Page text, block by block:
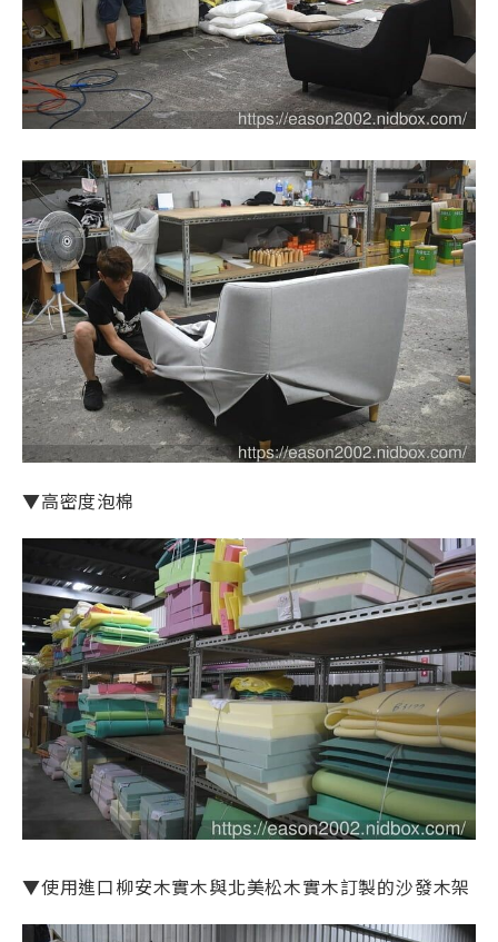
▼高密度泡棉
▼使用進口柳安木實木與北美松木實木訂製的沙發木架